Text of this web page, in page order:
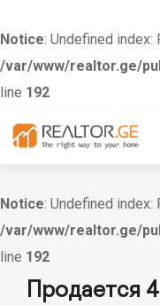
Notice: Undefined index:
/var/www/realtor.ge/
line 192
Notice: Undefined index:
/var/www/realtor.ge/
line 192
Продается